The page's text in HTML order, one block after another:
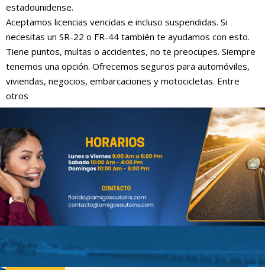
estadounidense.
Aceptamos licencias vencidas e incluso suspendidas. Si
necesitas un SR-22 o FR-44 también te ayudamos con esto.
Tiene puntos, multas o accidentes, no te preocupes. Siempre
tenemos una opción. Ofrecemos seguros para automóviles,
viviendas, negocios, embarcaciones y motocicletas. Entre
otros